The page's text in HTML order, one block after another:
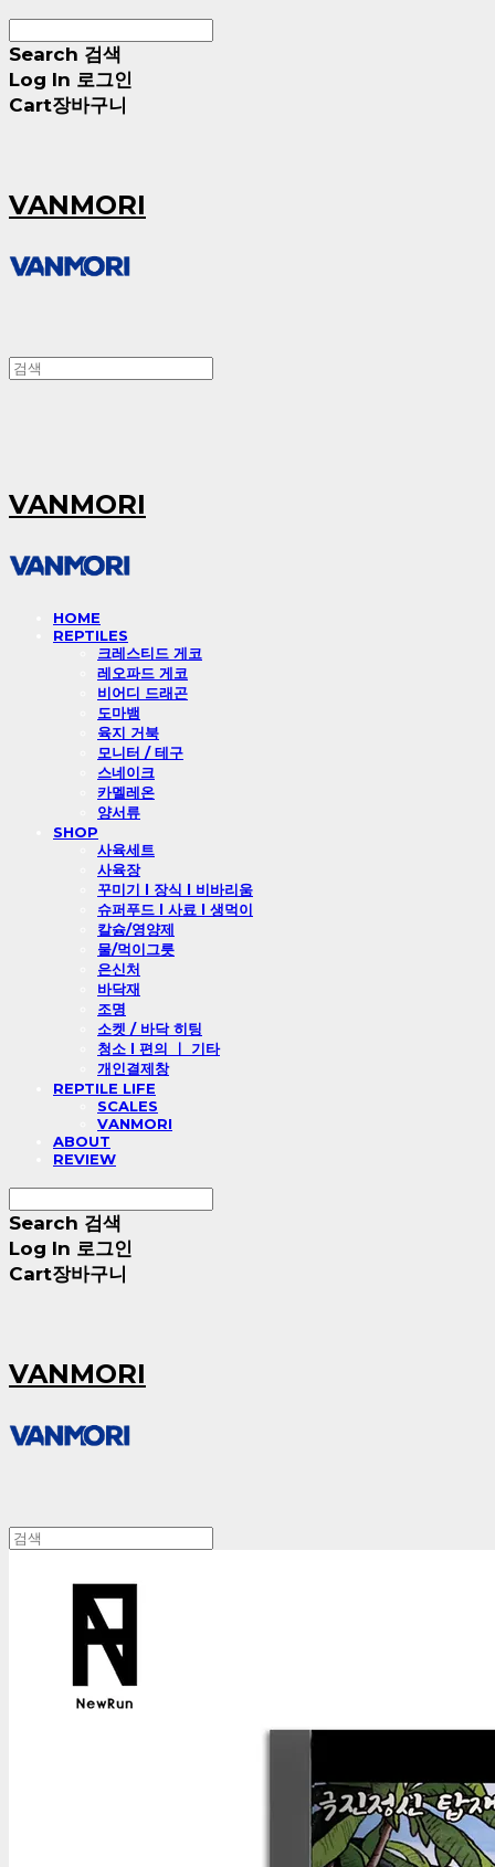
Search 검색
Log In 로그인
Cart장바구니
VANMORI
VANMORI
HOME
REPTILES
크레스티드 게코
레오파드 게코
비어디 드래곤
도마뱀
육지 거북
모니터 / 테구
스네이크
카멜레온
양서류
SHOP
사육세트
사육장
꾸미기 l 장식 l 비바리움
슈퍼푸드 l 사료 l 생먹이
칼슘/영양제
물/먹이그릇
은신처
바닥재
조명
소켓 / 바닥 히팅
청소 l 편의 ㅣ 기타
개인결제창
REPTILE LIFE
SCALES
VANMORI
ABOUT
REVIEW
Search 검색
Log In 로그인
Cart장바구니
VANMORI